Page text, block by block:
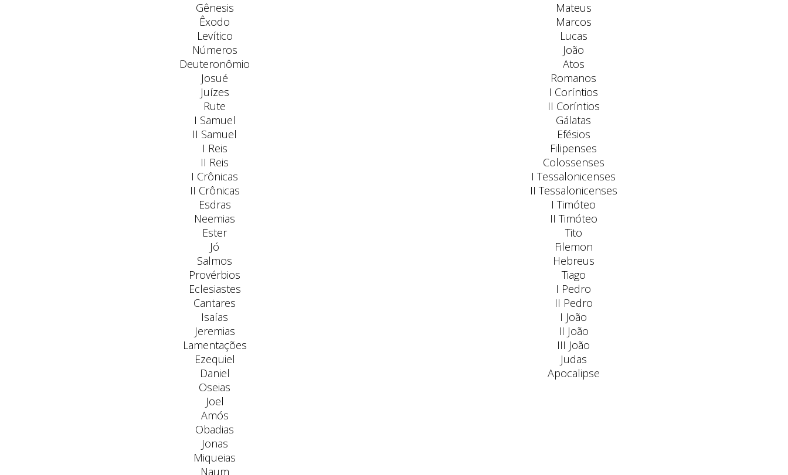
Gênesis
Êxodo
Levítico
Números
Deuteronômio
Josué
Juízes
Rute
I Samuel
II Samuel
I Reis
II Reis
I Crônicas
II Crônicas
Esdras
Neemias
Ester
Jó
Salmos
Provérbios
Eclesiastes
Cantares
Isaías
Jeremias
Lamentações
Ezequiel
Daniel
Oseias
Joel
Amós
Obadias
Jonas
Miqueias
Naum
Mateus
Marcos
Lucas
João
Atos
Romanos
I Coríntios
II Coríntios
Gálatas
Efésios
Filipenses
Colossenses
I Tessalonicenses
II Tessalonicenses
I Timóteo
II Timóteo
Tito
Filemon
Hebreus
Tiago
I Pedro
II Pedro
I João
II João
III João
Judas
Apocalipse